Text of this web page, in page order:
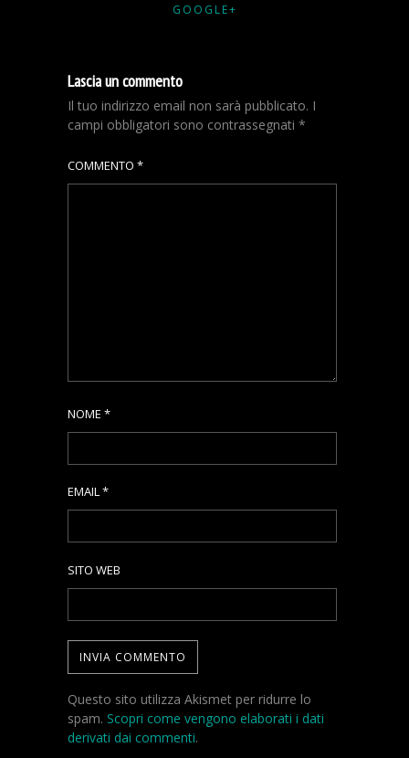
GOOGLE+
Lascia un commento
Il tuo indirizzo email non sarà pubblicato. I
campi obbligatori sono contrassegnati *
COMMENTO *
NOME *
EMAIL*
SITO WEB
Questo sito utilizza Akismet per ridurre lo
spam. Scopri come vengono elaborati i dati
derivati dai commenti.